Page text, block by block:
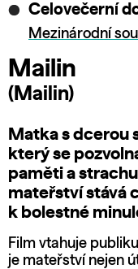
Celovečerní
Mezinárodní
Mailin
(Mailin)
Matka s dcerou
který se
paměti a
mateřství stává
k bolestné
Film vtahuje
je mateřství nejen